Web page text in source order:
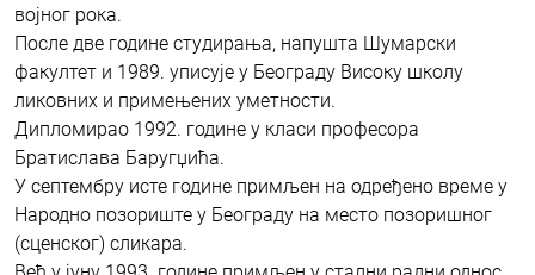
војног рока.
После две године студирања, напушта Шумарски
факултет и 1989. уписује у Београду Високу школу
ликовних и примењених уметности.
Дипломирао 1992. године у класи професора
Братислава Баругџића.
У септембру исте године примљен на одређено време у
Народно позориште у Београду на место позоришног
(сценског) сликара.